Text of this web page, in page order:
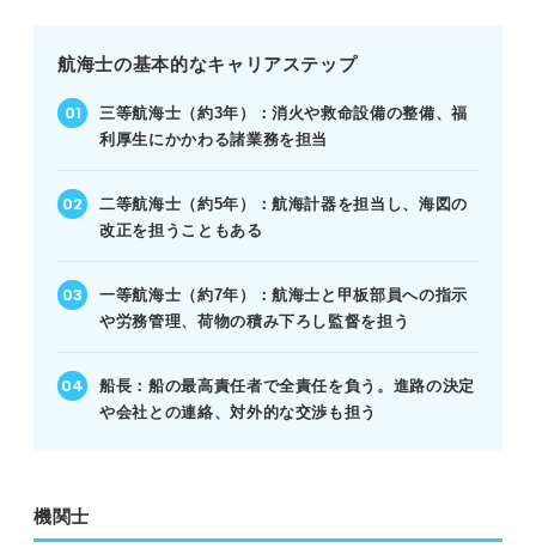
航海士の基本的なキャリアステップ
三等航海士（約3年）：消火や救命設備の整備、福
利厚生にかかわる諸業務を担当
二等航海士（約5年）：航海計器を担当し、海図の
改正を担うこともある
一等航海士（約7年）：航海士と甲板部員への指示
や労務管理、荷物の積み下ろし監督を担う
船長：船の最高責任者で全責任を負う。進路の決定
や会社との連絡、対外的な交渉も担う
機関士